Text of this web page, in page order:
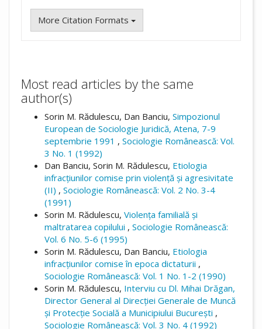
More Citation Formats
Most read articles by the same
author(s)
Sorin M. Rădulescu, Dan Banciu, Simpozionul
European de Sociologie Juridică, Atena, 7-9
septembrie 1991 , Sociologie Românească: Vol.
3 No. 1 (1992)
Dan Banciu, Sorin M. Rădulescu, Etiologia
infracțiunilor comise prin violență și agresivitate
(II) , Sociologie Românească: Vol. 2 No. 3-4
(1991)
Sorin M. Rădulescu, Violența familială și
maltratarea copilului , Sociologie Românească:
Vol. 6 No. 5-6 (1995)
Sorin M. Rădulescu, Dan Banciu, Etiologia
infracțiunilor comise în epoca dictaturii ,
Sociologie Românească: Vol. 1 No. 1-2 (1990)
Sorin M. Rădulescu, Interviu cu Dl. Mihai Drăgan,
Director General al Direcției Generale de Muncă
și Protecție Socială a Municipiului București ,
Sociologie Românească: Vol. 3 No. 4 (1992)